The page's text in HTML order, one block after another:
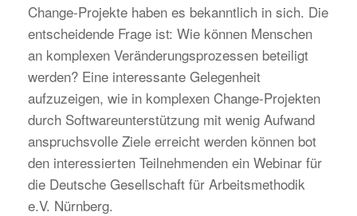
Change-Projekte haben es bekanntlich in sich. Die
entscheidende Frage ist: Wie können Menschen
an komplexen Veränderungsprozessen beteiligt
werden? Eine interessante Gelegenheit
aufzuzeigen, wie in komplexen Change-Projekten
durch Softwareunterstützung mit wenig Aufwand
anspruchsvolle Ziele erreicht werden können bot
den interessierten Teilnehmenden ein Webinar für
die Deutsche Gesellschaft für Arbeitsmethodik
e.V. Nürnberg.